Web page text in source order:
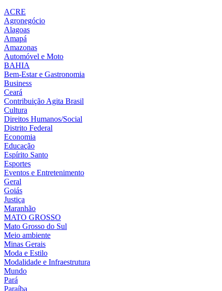
ACRE
Agronegócio
Alagoas
Amapá
Amazonas
Automóvel e Moto
BAHIA
Bem-Estar e Gastronomia
Business
Ceará
Contribuição Agita Brasil
Cultura
Direitos Humanos/Social
Distrito Federal
Economia
Educação
Espírito Santo
Esportes
Eventos e Entretenimento
Geral
Goiás
Justiça
Maranhão
MATO GROSSO
Mato Grosso do Sul
Meio ambiente
Minas Gerais
Moda e Estilo
Modalidade e Infraestrutura
Mundo
Pará
Paraíba